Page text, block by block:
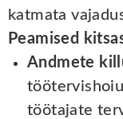
katmata
Peamised
Andmete
töötajate